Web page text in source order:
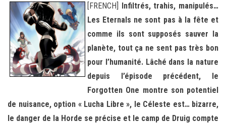
[FRENCH] Infiltrés, trahis, manipulés…
Les Eternals ne sont pas à la fête et
comme ils sont supposés sauver la
planète, tout ça ne sent pas très bon
pour l’humanité. Lâché dans la nature
depuis l’épisode précédent, le
Forgotten One montre son potentiel
de nuisance, option « Lucha Libre », le Céleste est… bizarre,
le danger de la Horde se précise et le camp de Druig compte